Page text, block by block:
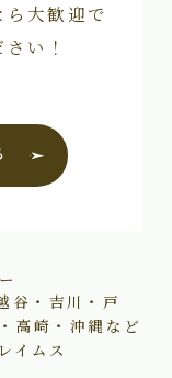
大歓迎で
い！
谷・吉川・戸
高崎・沖縄など
イムス